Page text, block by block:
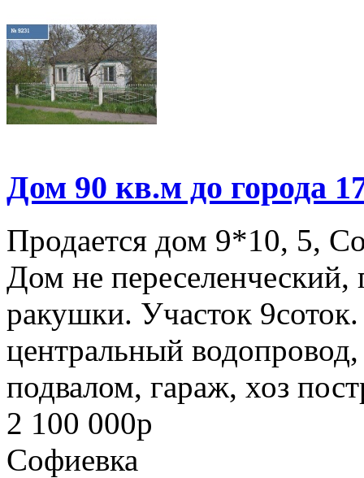
Дом 90 кв.м до города
Продается дом 9*10, 5,
Дом не
ракушки. Участок
центральный
подвалом, гараж, хоз
2 100 000p
Софиевка